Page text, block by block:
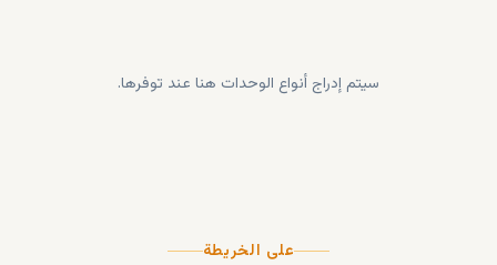
سيتم إدراج أنواع الوحدات هنا عند توفرها.
على الخريطة